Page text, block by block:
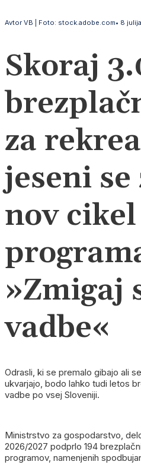
Avtor VB | Foto: stock.adobe.com• 8
Skoraj
za
jeseni se
nov cikel
»Zmigaj
vadbe«
Odrasli, ki se premalo gibajo ali
ukvarjajo, bodo lahko tudi letos
vadbe po vsej Sloveniji.
Ministrstvo za gospodarstvo,
2026/2027 podprlo 194
programov, namenjenih